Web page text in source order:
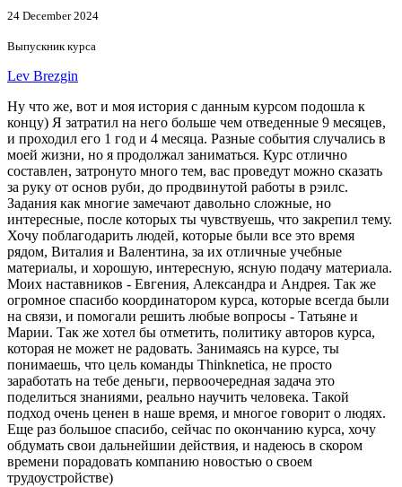
24 December 2024
Выпускник курса
Lev Brezgin
Ну что же, вот и моя история с данным курсом подошла к
концу) Я затратил на него больше чем отведенные 9 месяцев,
и проходил его 1 год и 4 месяца. Разные события случались в
моей жизни, но я продолжал заниматься. Курс отлично
составлен, затронуто много тем, вас проведут можно сказать
за руку от основ руби, до продвинутой работы в рэилс.
Задания как многие замечают давольно сложные, но
интересные, после которых ты чувствуешь, что закрепил тему.
Хочу поблагодарить людей, которые были все это время
рядом, Виталия и Валентина, за их отличные учебные
материалы, и хорошую, интересную, ясную подачу материала.
Моих наставников - Евгения, Александра и Андрея. Так же
огромное спасибо координатором курса, которые всегда были
на связи, и помогали решить любые вопросы - Татьяне и
Марии. Так же хотел бы отметить, политику авторов курса,
которая не может не радовать. Занимаясь на курсе, ты
понимаешь, что цель команды Thinknetica, не просто
заработать на тебе деньги, первоочередная задача это
поделиться знаниями, реально научить человека. Такой
подход очень ценен в наше время, и многое говорит о людях.
Еще раз большое спасибо, сейчас по окончанию курса, хочу
обдумать свои дальнейшии действия, и надеюсь в скором
времени порадовать компанию новостью о своем
трудоустройстве)